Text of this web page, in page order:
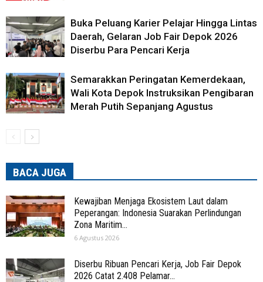
Buka Peluang Karier Pelajar Hingga Lintas
Daerah, Gelaran Job Fair Depok 2026
Diserbu Para Pencari Kerja
Semarakkan Peringatan Kemerdekaan,
Wali Kota Depok Instruksikan Pengibaran
Merah Putih Sepanjang Agustus
BACA JUGA
Kewajiban Menjaga Ekosistem Laut dalam
Peperangan: Indonesia Suarakan Perlindungan
Zona Maritim...
6 Agustus 2026
Diserbu Ribuan Pencari Kerja, Job Fair Depok
2026 Catat 2.408 Pelamar...